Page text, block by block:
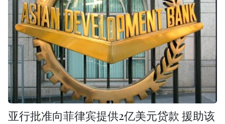
亚行批准向菲律宾提供2亿美元贷款 援助该